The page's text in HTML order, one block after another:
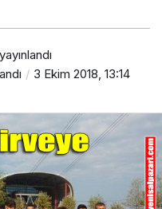
3 Ekim 2018, 13:14